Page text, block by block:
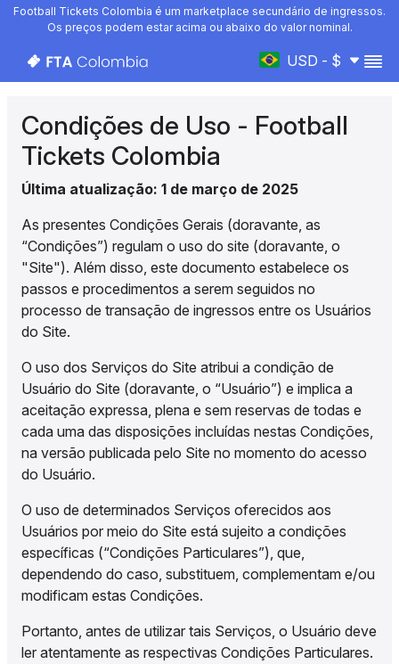
Football Tickets Colombia é um marketplace secundário de ingressos.
Os preços podem estar acima ou abaixo do valor nominal.
USD - $
Condições de Uso - Football
Tickets Colombia
Última atualização: 1 de março de 2025
As presentes Condições Gerais (doravante, as
“Condições”) regulam o uso do site (doravante, o
"Site"). Além disso, este documento estabelece os
passos e procedimentos a serem seguidos no
processo de transação de ingressos entre os Usuários
do Site.
O uso dos Serviços do Site atribui a condição de
Usuário do Site (doravante, o “Usuário”) e implica a
aceitação expressa, plena e sem reservas de todas e
cada uma das disposições incluídas nestas Condições,
na versão publicada pelo Site no momento do acesso
do Usuário.
O uso de determinados Serviços oferecidos aos
Usuários por meio do Site está sujeito a condições
específicas (“Condições Particulares”), que,
dependendo do caso, substituem, complementam e/ou
modificam estas Condições.
Portanto, antes de utilizar tais Serviços, o Usuário deve
ler atentamente as respectivas Condições Particulares.